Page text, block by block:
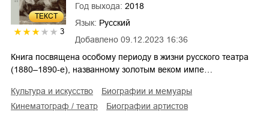
ТЕКСТ
3
Добавлено 09.12.2023 16:36
Год выхода: 2018
Язык: Русский
Книга посвящена особому периоду в жизни русского театра
(1880–1890-е), названному золотым веком импе…
культура и искусство
биографии и мемуары
кинематограф / театр
биографии артистов